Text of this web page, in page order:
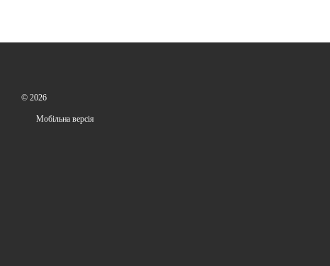
© 2026
Мобільна версія